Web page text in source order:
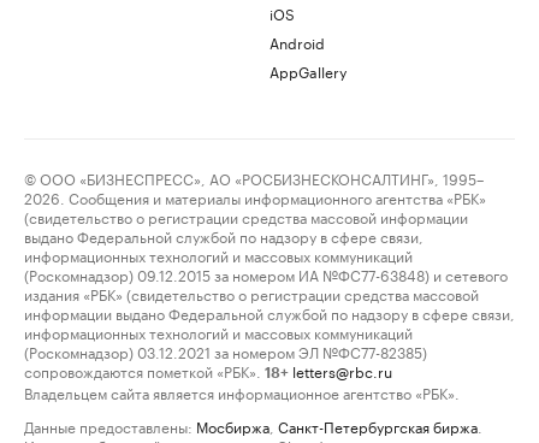
iOS
Android
AppGallery
© ООО «БИЗНЕСПРЕСС», АО «РОСБИЗНЕСКОНСАЛТИНГ», 1995–
2026. Сообщения и материалы информационного агентства «РБК»
(свидетельство о регистрации средства массовой информации
выдано Федеральной службой по надзору в сфере связи,
информационных технологий и массовых коммуникаций
(Роскомнадзор) 09.12.2015 за номером ИА №ФС77-63848) и сетевого
издания «РБК» (свидетельство о регистрации средства массовой
информации выдано Федеральной службой по надзору в сфере связи,
информационных технологий и массовых коммуникаций
(Роскомнадзор) 03.12.2021 за номером ЭЛ №ФС77-82385)
сопровождаются пометкой «РБК».
18+ letters@rbc.ru
Владельцем сайта является информационное агентство «РБК».
Данные предоставлены: Мосбиржа Санкт-Петербургская биржа